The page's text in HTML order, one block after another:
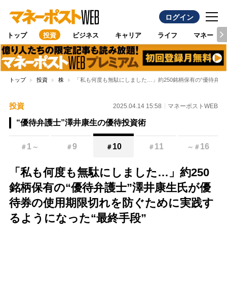
ログイン
トップ 投資 ビジネス キャリア ライフ マネー
トップ 投資 株 「私も何度も無駄にしました…」約250銘柄保有の“優待弁
投資 2025.04.14 15:58 マネーポストWEB
“優待弁護士”澤井康生の優待投資術
＃ 1 ～ ＃9 ＃ 10 ＃ 11 ～ ＃ 16
「私も何度も無駄にしました…」約250
銘柄保有の“優待弁護士”澤井康生氏が優
待券の使用期限切れを防ぐために実践す
るようになった“最終手段”